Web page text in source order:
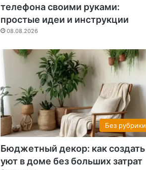
телефона своими руками:
простые идеи и инструкции
08.08.2026
Без рубрики
Бюджетный декор: как создать
уют в доме без больших затрат